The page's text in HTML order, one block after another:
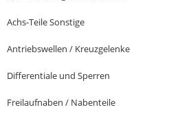
Achs-Teile Sonstige
Antriebswellen / Kreuzgelenke
Differentiale und Sperren
Freilaufnaben / Nabenteile